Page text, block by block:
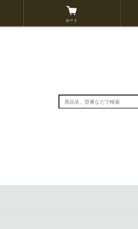
カート